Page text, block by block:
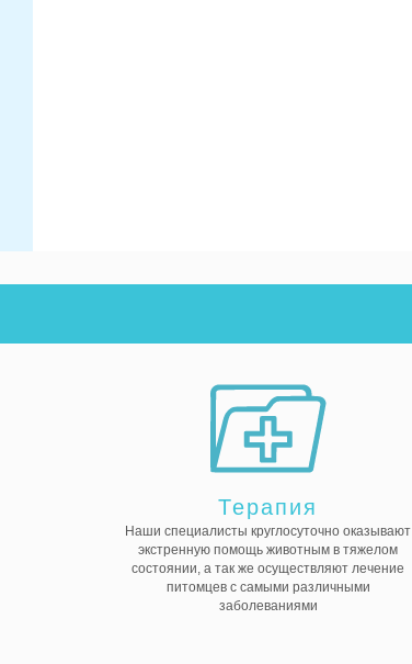
Терапия
Наши специалисты круглосуточно оказывают
экстренную помощь животным в тяжелом
состоянии, а так же осуществляют лечение
питомцев с самыми различными
заболеваниями